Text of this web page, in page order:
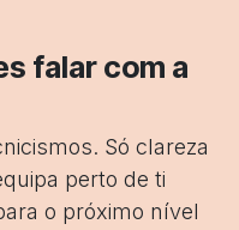
falar com a
Só clareza
perto de ti
o próximo nível